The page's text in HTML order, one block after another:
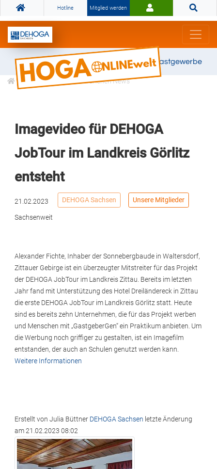
Hotline Mitglied werden
Gemeinsam stark für das Gastgewerbe
Informationen Branchen News
Imagevideo für DEHOGA
JobTour im Landkreis Görlitz
entsteht
21.02.2023 DEHOGA Sachsen Unsere Mitglieder
Sachsenweit
Alexander Fichte, Inhaber der Sonnebergbaude in Waltersdorf,
Zittauer Gebirge ist ein überzeugter Mitstreiter für das Projekt
der DEHOGA JobTour im Landkreis Zittau. Bereits im letzten
Jahr fand mit Unterstützung des Hotel Dreiländereck in Zittau
die erste DEHOGA JobTour im Landkreis Görlitz statt. Heute
sind es bereits zehn Unternehmen, die für das Projekt werben
und Menschen mit „GastgeberGen“ ein Praktikum anbieten. Um
die Werbung noch griffiger zu gestalten, ist ein Imagefilm
entstanden, der auch an Schulen genutzt werden kann.
Weitere Informationen
Erstellt von Julia Büttner DEHOGA Sachsen letzte Änderung
am21.02.2023 08:02